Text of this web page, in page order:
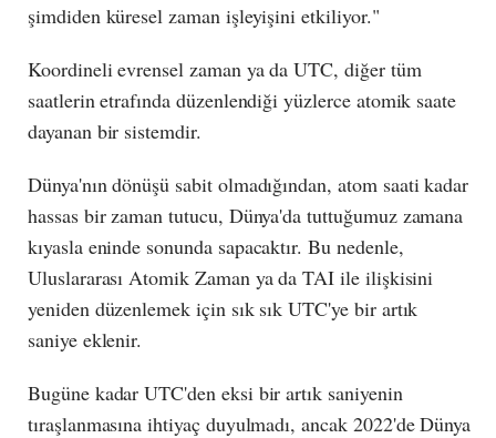
şimdiden küresel zaman işleyişini etkiliyor."
Koordineli evrensel zaman ya da UTC, diğer tüm
saatlerin etrafında düzenlendiği yüzlerce atomik saate
dayanan bir sistemdir.
Dünya'nın dönüşü sabit olmadığından, atom saati kadar
hassas bir zaman tutucu, Dünya'da tuttuğumuz zamana
kıyasla eninde sonunda sapacaktır. Bu nedenle,
Uluslararası Atomik Zaman ya da TAI ile ilişkisini
yeniden düzenlemek için sık sık UTC'ye bir artık
saniye eklenir.
Bugüne kadar UTC'den eksi bir artık saniyenin
tıraşlanmasına ihtiyaç duyulmadı, ancak 2022'de Dünya